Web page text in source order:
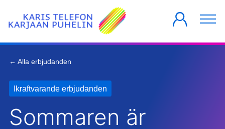
FÖRETAG
← Alla erbjudanden
Ikraftvarande erbjudanden
Sommaren är